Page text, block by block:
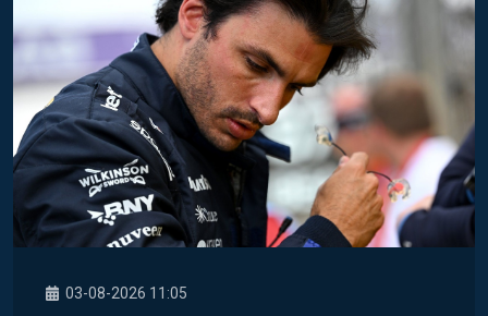
03-08-2026 11:05